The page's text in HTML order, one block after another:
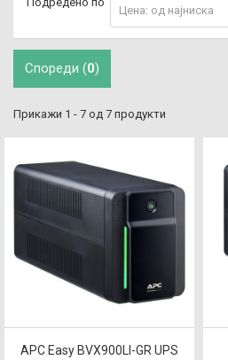
Спореди (0)
Прикажи 1 - 7 од 7 продукти
APC Easy BVX900LI-GR UPS